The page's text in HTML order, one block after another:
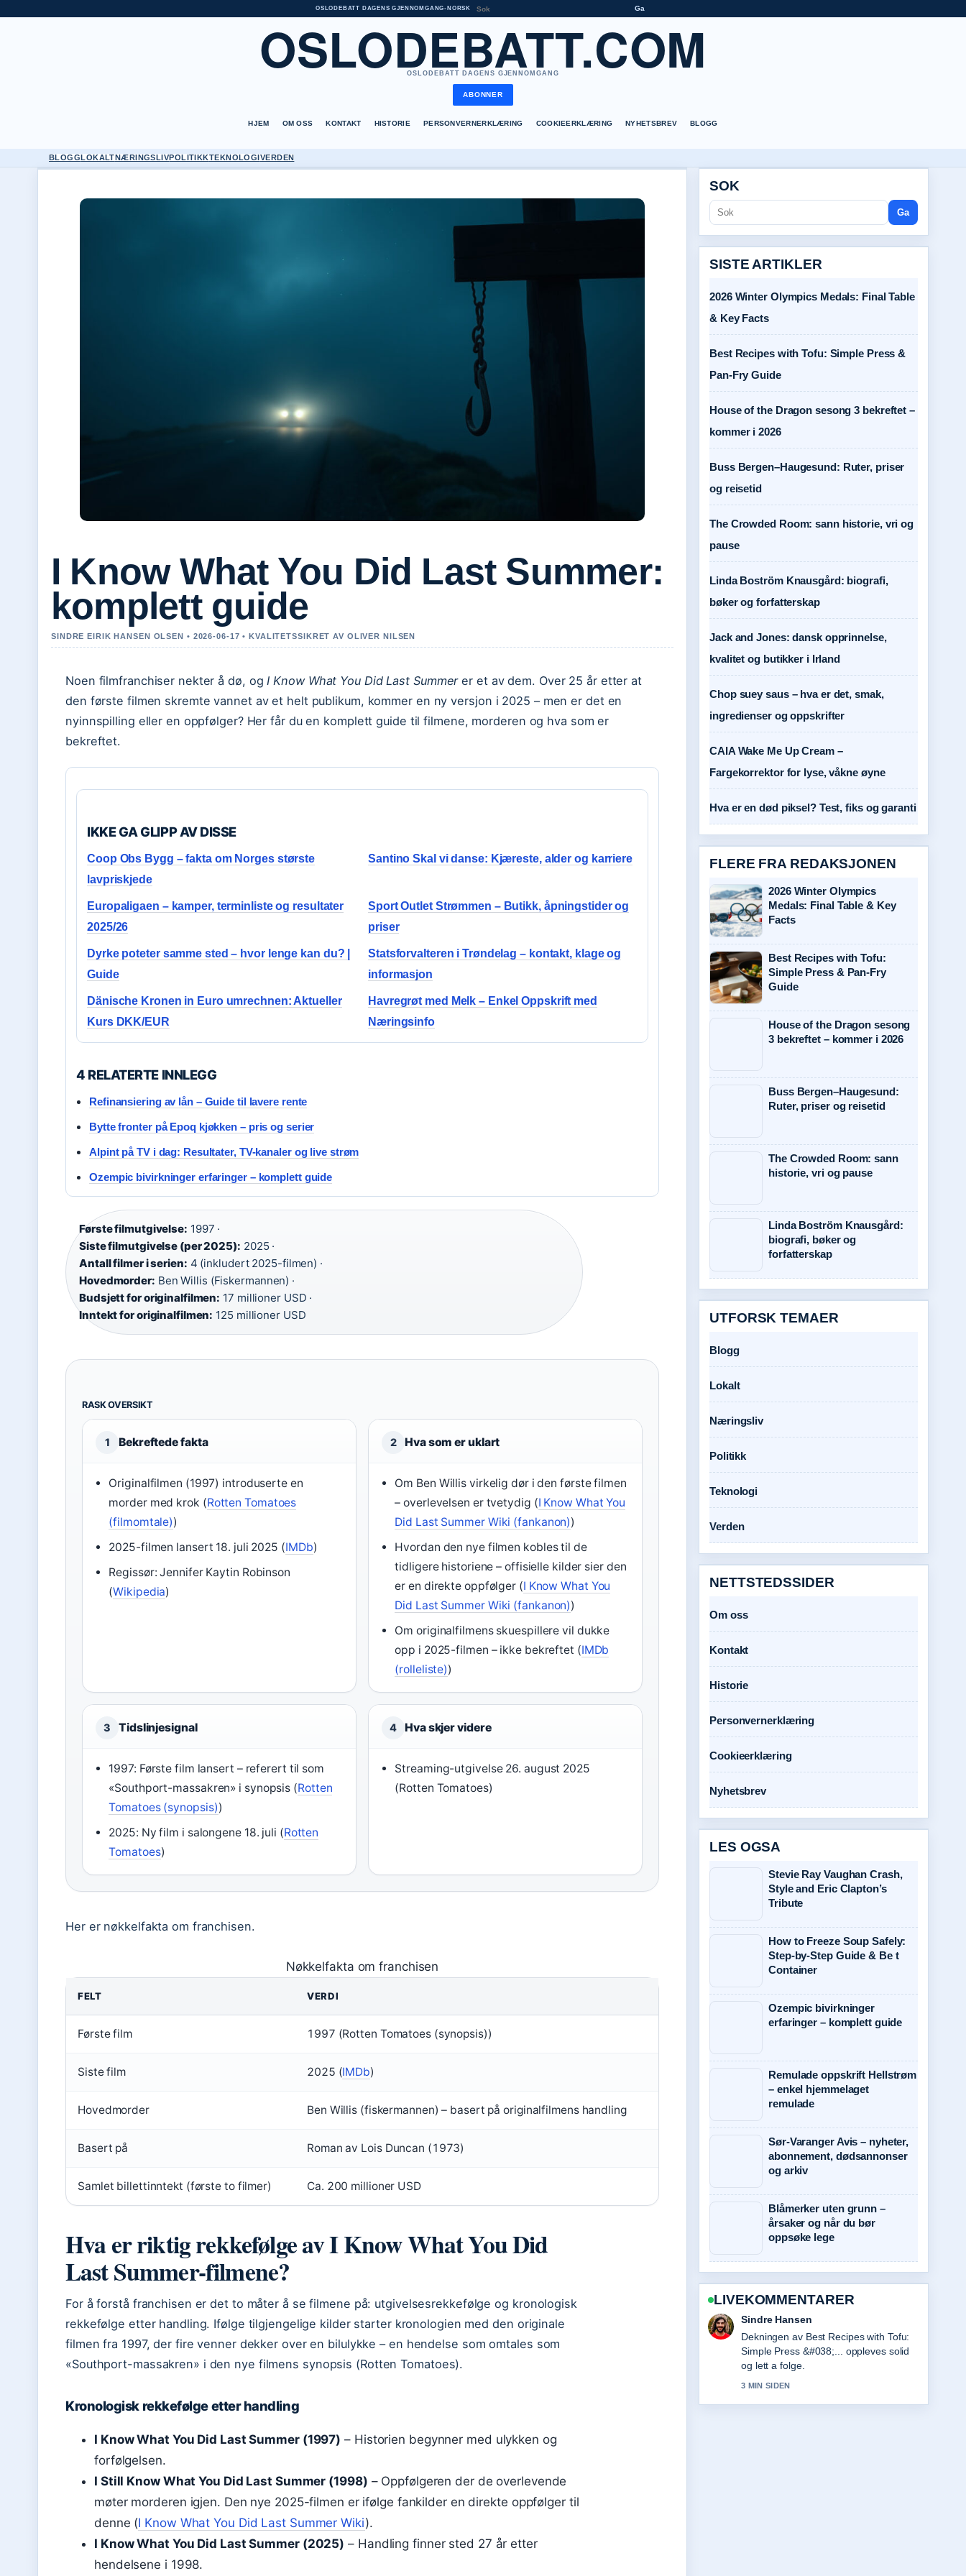
OSLODEBATT DAGENS GJENNOMGANG• NORSK Ga
OSLODEBATT.COM
OSLODEBATT DAGENS GJENNOMGANG
ABONNER
HJEM OM OSS KONTAKT HISTORIE PERSONVERNERKLÆRING COOKIEERKLÆRING NYHETSBREV BLOGG
BLOGGLOKALTNÆRINGSLIVPOLITIKKTEKNOLOGIVERDEN
I Know What You Did Last Summer:
komplett guide
SINDRE EIRIK HANSEN OLSEN • 2026-06-17 • KVALITETSSIKRET AV OLIVER NILSEN
Noen filmfranchiser nekter å dø, ogI Know What You Did Last Summerer et av dem. Over 25 år etter at
den første filmen skremte vannet av et helt publikum, kommer en ny versjon i 2025 – men er det en
nyinnspilling eller en oppfølger? Her får du en komplett guide til filmene, morderen og hva som er
bekreftet.
IKKE GA GLIPP AV DISSE
Coop Obs Bygg – fakta om Norges største
lavpriskjede
Santino Skal vi danse: Kjæreste, alder og karriere
Europaligaen – kamper, terminliste og resultater
2025/26
Sport Outlet Strømmen – Butikk, åpningstider og
priser
Dyrke poteter samme sted – hvor lenge kan du? |
Guide
Statsforvalteren i Trøndelag – kontakt, klage og
informasjon
Dänische Kronen in Euro umrechnen: Aktueller
Kurs DKK/EUR
Havregrøt med Melk – Enkel Oppskrift med
Næringsinfo
4 RELATERTE INNLEGG
Refinansiering av lån – Guide til lavere rente
Bytte fronter på Epoq kjøkken – pris og serier
Alpint på TV i dag: Resultater, TV-kanaler og live strøm
Ozempic bivirkninger erfaringer – komplett guide
Første filmutgivelse: 1997 ·
Siste filmutgivelse (per 2025): 2025 ·
Antall filmer i serien: 4 (inkludert 2025-filmen) ·
Hovedmorder: Ben Willis (Fiskermannen) ·
Budsjett for originalfilmen: 17 millioner USD ·
Inntekt for originalfilmen: 125 millioner USD
RASK OVERSIKT
1 Bekreftede fakta
Originalfilmen (1997) introduserte en
morder med krok (Rotten Tomatoes
(filmomtale))
2025-filmen lansert 18. juli 2025 (IMDb)
Regissør: Jennifer Kaytin Robinson
(Wikipedia)
2 Hva som er uklart
Om Ben Willis virkelig dør i den første filmen
– overlevelsen er tvetydig (I Know What You
Did Last Summer Wiki (fankanon))
Hvordan den nye filmen kobles til de
tidligere historiene – offisielle kilder sier den
er en direkte oppfølger (I Know What You
Did Last Summer Wiki (fankanon))
Om originalfilmens skuespillere vil dukke
opp i 2025-filmen – ikke bekreftet (IMDb
(rolleliste))
3 Tidslinjesignal
1997: Første film lansert – referert til som
«Southport-massakren» i synopsis (Rotten
Tomatoes (synopsis))
2025: Ny film i salongene 18. juli (Rotten
Tomatoes)
4 Hva skjer videre
Streaming-utgivelse 26. august 2025
(Rotten Tomatoes)
Her er nøkkelfakta om franchisen.
Nøkkelfakta om franchisen
FELT VERDI
Første film 1997 (Rotten Tomatoes (synopsis))
Siste film 2025 (IMDb)
Hovedmorder Ben Willis (fiskermannen) – basert på originalfilmens handling
Basert på Roman av Lois Duncan (1973)
Samlet billettinntekt (første to filmer) Ca. 200 millioner USD
Hva er riktig rekkefølge av I Know What You Did
Last Summer-filmene?
For å forstå franchisen er det to måter å se filmene på: utgivelsesrekkefølge og kronologisk
rekkefølge etter handling. Ifølge tilgjengelige kilder starter kronologien med den originale
filmen fra 1997, der fire venner dekker over en bilulykke – en hendelse som omtales som
«Southport-massakren» i den nye filmens synopsis (Rotten Tomatoes).
Kronologisk rekkefølge etter handling
I Know What You Did Last Summer (1997) – Historien begynner med ulykken og
forfølgelsen.
I Still Know What You Did Last Summer (1998) – Oppfølgeren der de overlevende
møter morderen igjen. Den nye 2025-filmen er ifølge fankilder en direkte oppfølger til
denne (I Know What You Did Last Summer Wiki).
I Know What You Did Last Summer (2025) – Handling finner sted 27 år etter
hendelsene i 1998.
SOK
Ga
SISTE ARTIKLER
2026 Winter Olympics Medals: Final Table
& Key Facts
Best Recipes with Tofu: Simple Press &
Pan-Fry Guide
House of the Dragon sesong 3 bekreftet –
kommer i 2026
Buss Bergen–Haugesund: Ruter, priser
og reisetid
The Crowded Room: sann historie, vri og
pause
Linda Boström Knausgård: biografi,
bøker og forfatterskap
Jack and Jones: dansk opprinnelse,
kvalitet og butikker i Irland
Chop suey saus – hva er det, smak,
ingredienser og oppskrifter
CAIA Wake Me Up Cream –
Fargekorrektor for lyse, våkne øyne
Hva er en død piksel? Test, fiks og garanti
FLERE FRA REDAKSJONEN
2026 Winter Olympics
Medals: Final Table & Key
Facts
Best Recipes with Tofu:
Simple Press & Pan-Fry
Guide
House of the Dragon sesong
3 bekreftet – kommer i 2026
Buss Bergen–Haugesund:
Ruter, priser og reisetid
The Crowded Room: sann
historie, vri og pause
Linda Boström Knausgård:
biografi, bøker og
forfatterskap
UTFORSK TEMAER
Blogg
Lokalt
Næringsliv
Politikk
Teknologi
Verden
NETTSTEDSSIDER
Om oss
Kontakt
Historie
Personvernerklæring
Cookieerklæring
Nyhetsbrev
LES OGSA
Stevie Ray Vaughan Crash,
Style and Eric Clapton’s
Tribute
How to Freeze Soup Safely:
Step-by-Step Guide & Be t
Container
Ozempic bivirkninger
erfaringer – komplett guide
Remulade oppskrift Hellstrøm
– enkel hjemmelaget
remulade
Sør-Varanger Avis – nyheter,
abonnement, dødsannonser
og arkiv
Blåmerker uten grunn –
årsaker og når du bør
oppsøke lege
LIVEKOMMENTARER
Mia Eide
Sterkt verifiseringsarbeid rundt House
of the Dragon sesong 3 bekreftet....
Flere medier burde skrive slik.
5 MIN SIDEN